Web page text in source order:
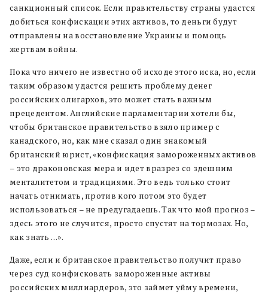
санкционный список. Если правительству страны удастся
добиться конфискации этих активов, то деньги будут
отправлены на восстановление Украины и помощь
жертвам войны.
Пока что ничего не известно об исходе этого иска, но, если
таким образом удастся решить проблему денег
российских олигархов, это может стать важным
прецедентом. Английские парламентарии хотели бы,
чтобы британское правительство взяло пример с
канадского, но, как мне сказал один знакомый
британский юрист, «конфискация замороженных активов
– это драконовская мера и идет вразрез со здешним
менталитетом и традициями. Это ведь только стоит
начать отнимать, против кого потом это будет
использоваться – не предугадаешь. Так что мой прогноз –
здесь этого не случится, просто спустят на тормозах. Но,
как знать …».
Даже, если и британское правительство получит право
через суд конфисковать замороженные активы
российских миллиардеров, это займет уйму времени,